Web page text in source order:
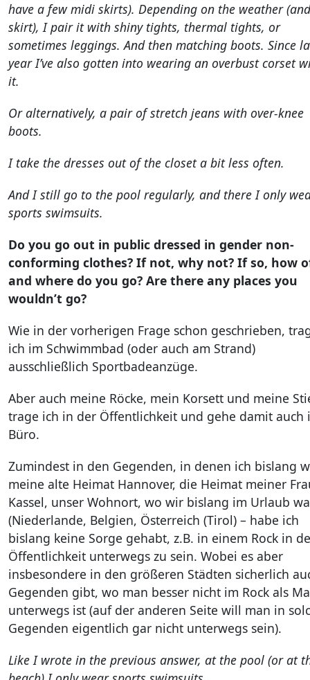
have a few midi skirts). Depending on the weather
skirt), I pair it with shiny tights, thermal tights, or
sometimes leggings. And then matching boots. Since
year I’ve also gotten into wearing an overbust corset
it.
Or alternatively, a pair of stretch jeans with over‑knee
boots.
I take the dresses out of the closet a bit less often.
And I still go to the pool regularly, and there I only
sports swimsuits.
Do you go out in public dressed in gender non-
conforming clothes? If not, why not? If so, how
and where do you go? Are there any places you
wouldn’t go?
Wie in der vorherigen Frage schon geschrieben,
ich im Schwimmbad (oder auch am Strand)
ausschließlich Sportbadeanzüge.
Aber auch meine Röcke, mein Korsett und meine
trage ich in der Öffentlichkeit und gehe damit auch
Büro.
Zumindest in den Gegenden, in denen ich bislang
meine alte Heimat Hannover, die Heimat meiner
Kassel, unser Wohnort, wo wir bislang im Urlaub
(Niederlande, Belgien, Österreich (Tirol) – habe ich
bislang keine Sorge gehabt, z.B. in einem Rock in
Öffentlichkeit unterwegs zu sein. Wobei es aber
insbesondere in den größeren Städten sicherlich
Gegenden gibt, wo man besser nicht im Rock als
unterwegs ist (auf der anderen Seite will man in
Gegenden eigentlich gar nicht unterwegs sein).
Like I wrote in the previous answer, at the pool (or at